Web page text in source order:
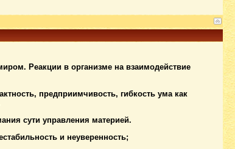
Реакции в организме на взаимодействие
предприимчивость, гибкость ума как
сути управления материей.
и неуверенность;